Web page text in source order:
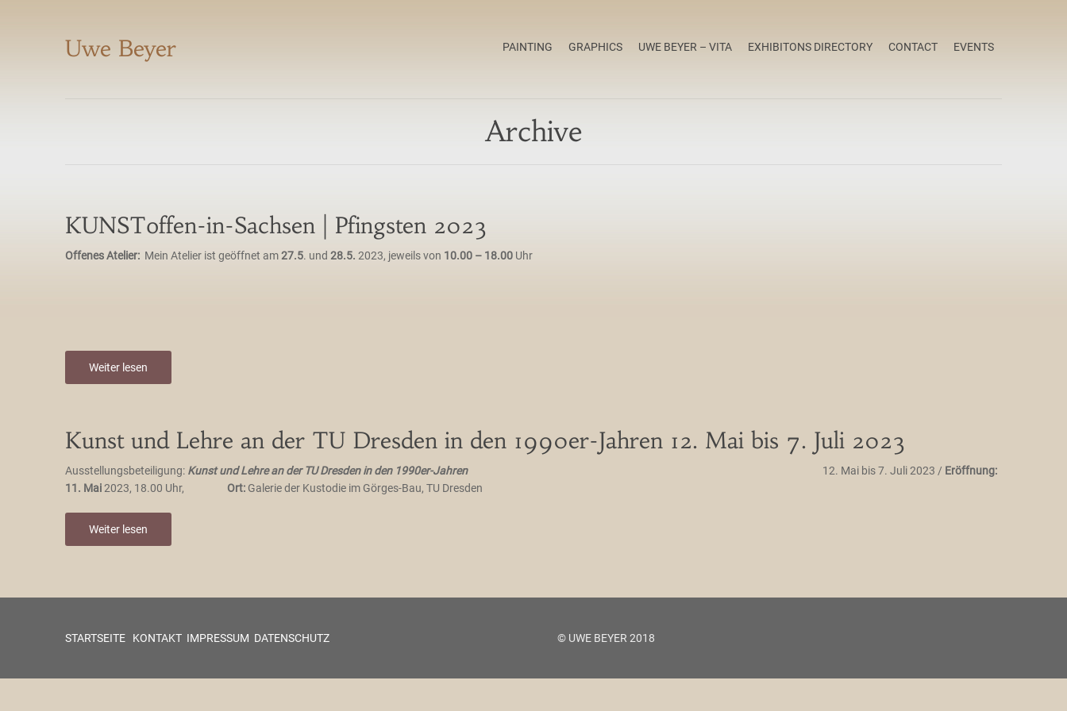
Uwe Beyer PAINTING GRAPHICS UWE BEYER – VITA EXHIBITONS DIRECTORY CONTACT EVENTS
Archive
KUNSToffen-in-Sachsen | Pfingsten 2023
Offenes Atelier: Mein Atelier ist geöffnet am27.5. und 28.5. 2023, jeweils von 10.00 – 18.00 Uhr
Weiter lesen
Kunst und Lehre an der TU Dresden in den 1990er-Jahren 12. Mai bis 7. Juli 2023
Ausstellungsbeteiligung: Kunst und Lehre an der TU Dresden in den 1990er-Jahren 12. Mai bis 7. Juli 2023 / Eröffnung:
11. Mai2023, 18.00 Uhr, Ort: Galerie der Kustodie im Görges-Bau, TU Dresden
Weiter lesen
STARTSEITE KONTAKT IMPRESSUM DATENSCHUTZ © UWE BEYER 2018